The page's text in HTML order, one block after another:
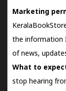
Marketing
the information
of news,
What to
stop hearing